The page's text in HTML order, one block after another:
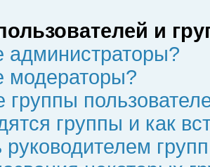
и
администраторы?
модераторы?
группы
группы и как
руководителем